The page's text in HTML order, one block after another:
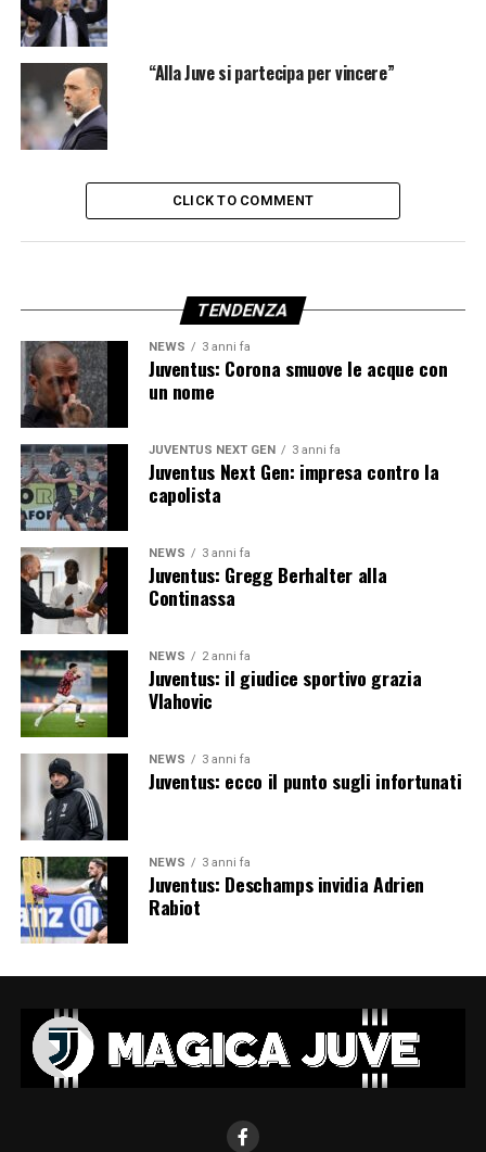
“Alla Juve si partecipa per vincere”
CLICK TO COMMENT
TENDENZA
NEWS 3 anni fa
Juventus: Corona smuove le acque con
un nome
JUVENTUS NEXT GEN 3 anni fa
Juventus Next Gen: impresa contro la
capolista
NEWS 3 anni fa
Juventus: Gregg Berhalter alla
Continassa
NEWS 2 anni fa
Juventus: il giudice sportivo grazia
Vlahovic
NEWS 3 anni fa
Juventus: ecco il punto sugli infortunati
NEWS 3 anni fa
Juventus: Deschamps invidia Adrien
Rabiot